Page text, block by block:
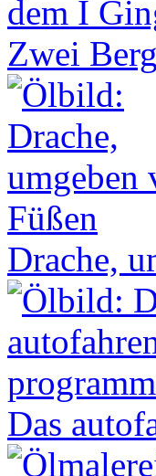
Zwei
Drache,
Das